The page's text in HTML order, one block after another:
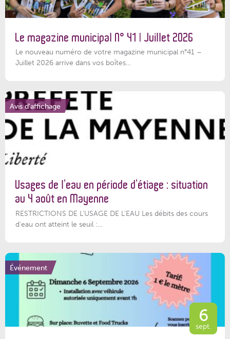
Le magazine municipal N° 41 | Juillet 2026
Le nouveau numéro de votre magazine municipal n°41 –
Juillet 2026 arrive dans vos boîtes...
Avis d'affichage
Usages de l’eau en période d’étiage : situation
au 4 août en Mayenne
RESTRICTIONS DE L’USAGE DE L’EAU Les débits des cours
d'eau ont atteint le seuil :...
Événement
6
sept.